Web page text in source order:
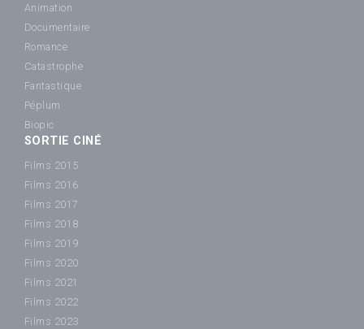
Animation
Documentaire
Romance
Catastrophe
Fantastique
Péplum
Biopic
SORTIE CINÉ
Films 2015
Films 2016
Films 2017
Films 2018
Films 2019
Films 2020
Films 2021
Films 2022
Films 2023